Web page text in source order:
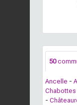
50
Ancelle -
Chabottes
-